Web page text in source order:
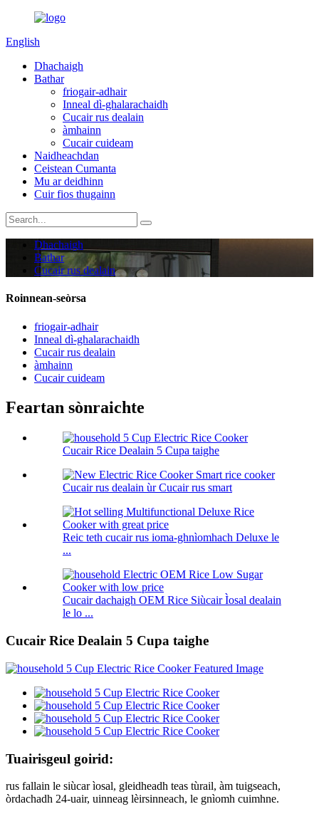
English
Dhachaigh
Bathar
friogair-adhair
Inneal dì-ghalarachaidh
Cucair rus dealain
àmhainn
Cucair cuideam
Naidheachdan
Ceistean Cumanta
Mu ar deidhinn
Cuir fios thugainn
Dhachaigh
Bathar
Cucair rus dealain
Roinnean-seòrsa
friogair-adhair
Inneal dì-ghalarachaidh
Cucair rus dealain
àmhainn
Cucair cuideam
Feartan sònraichte
Cucair Rice Dealain 5 Cupa taighe
Cucair rus dealain ùr Cucair rus smart
Reic teth cucair rus ioma-ghnìomhach Deluxe le
...
Cucair dachaigh OEM Rice Siùcair Ìosal dealain
le lo ...
Cucair Rice Dealain 5 Cupa taighe
Tuairisgeul goirid:
rus fallain le siùcar ìosal, gleidheadh ​​​​teas tùrail, àm tuigseach,
òrdachadh 24-uair, uinneag lèirsinneach, le gnìomh cuimhne.